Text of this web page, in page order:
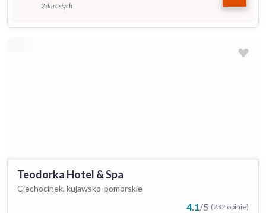
2 dorosłych
Teodorka Hotel & Spa
Ciechocinek, kujawsko-pomorskie
4.1/5 (232 opinie)